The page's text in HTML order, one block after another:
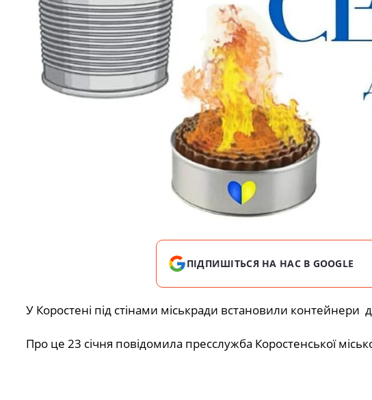
ПІДПИШІТЬСЯ НА НАС В GOOGLE
У Коростені під стінами міськради встановили контейнери
Про це 23 січня повідомила пресслужба Коростенської